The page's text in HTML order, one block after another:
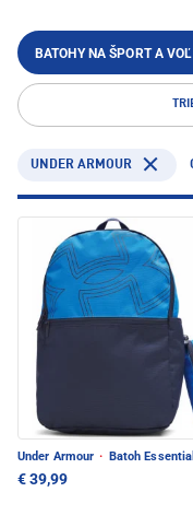
BATOHY NA ŠPORT A
UNDER ARMOUR
Under Armour · Batoh Essential
€ 39,99